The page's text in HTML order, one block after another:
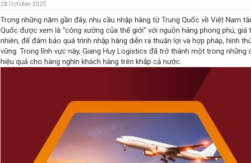
28 October 2025
Trong những năm gần đây, nhu cầu nhập hàng từ Trung Quốc về Việt Nam
Quốc được xem là “công xưởng của thế giới” với nguồn hàng phong phú,
nhiên, để đảm bảo quá trình nhập hàng diễn ra thuận lợi và hợp pháp, hình
vững. Trong lĩnh vực này, Giang Huy Logistics đã trở thành một trong
hiệu quả cho hàng nghìn khách hàng trên khắp cả nước.